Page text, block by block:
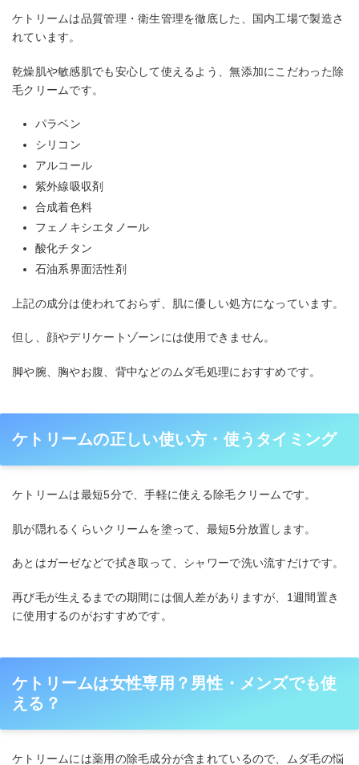
ケトリームは品質管理・衛生管理を徹底した、国内工場で製造さ
れています。
乾燥肌や敏感肌でも安心して使えるよう、無添加にこだわった除
毛クリームです。
パラベン
シリコン
アルコール
紫外線吸収剤
合成着色料
フェノキシエタノール
酸化チタン
石油系界面活性剤
上記の成分は使われておらず、肌に優しい処方になっています。
但し、顔やデリケートゾーンには使用できません。
脚や腕、胸やお腹、背中などのムダ毛処理におすすめです。
ケトリームの正しい使い方・使うタイミング
ケトリームは最短5分で、手軽に使える除毛クリームです。
肌が隠れるくらいクリームを塗って、最短5分放置します。
あとはガーゼなどで拭き取って、シャワーで洗い流すだけです。
再び毛が生えるまでの期間には個人差がありますが、1週間置き
に使用するのがおすすめです。
ケトリームは女性専用？男性・メンズでも使
える？
ケトリームには薬用の除毛成分が含まれているので、ムダ毛の悩